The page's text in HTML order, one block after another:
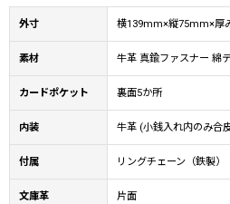
外寸 横139mm×縦75mm×厚
素材 牛革 真鍮ファスナー 綿
カードポケット 裏面5か所
内装 牛革 (小銭入れ内のみ合
付属 リングチェーン（鉄製）
文庫革 片面